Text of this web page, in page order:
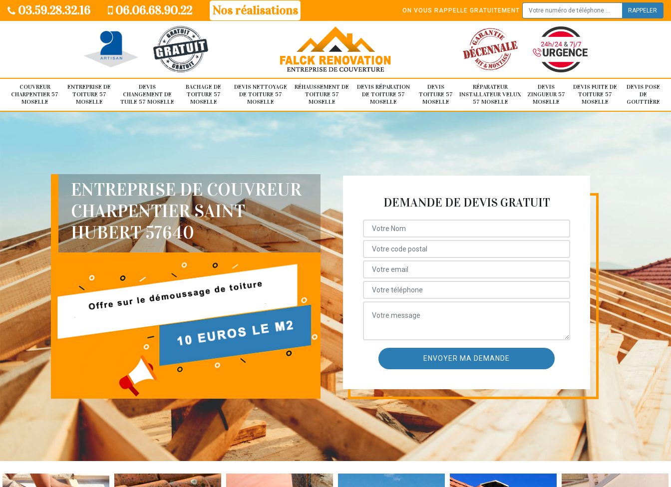
03.59.28.32.16 06.06.68.90.22 Nos réalisations ON VOUS RAPPELLE GRATUITEMENT
COUVREUR
CHARPENTIER 57
MOSELLE
ENTREPRISE DE
TOITURE 57
MOSELLE
DEVIS
CHANGEMENT DE
TUILE 57 MOSELLE
BACHAGE DE
TOITURE 57
MOSELLE
DEVIS NETTOYAGE
DE TOITURE 57
MOSELLE
RÉHAUSSEMENT DE
TOITURE 57
MOSELLE
DEVIS RÉPARATION
DE TOITURE 57
MOSELLE
DEVIS
TOITURE 57
MOSELLE
RÉPARATEUR
INSTALLATEUR VELUX
57 MOSELLE
DEVIS
ZINGUEUR 57
MOSELLE
DEVIS FUITE DE
TOITURE 57
MOSELLE
DEVIS POSE
DE
GOUTTIÈRE
ENTREPRISE DE COUVREUR
CHARPENTIER SAINT
HUBERT 57640
DEMANDE DE DEVIS GRATUIT